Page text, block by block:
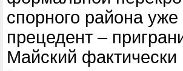
спорного района
прецедент –
Майский фактически